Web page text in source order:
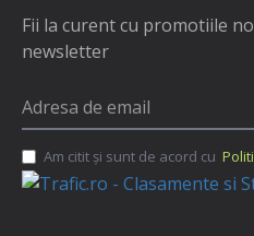
Fii la curent cu promotiile
newsletter
Am citit şi sunt de acord cu